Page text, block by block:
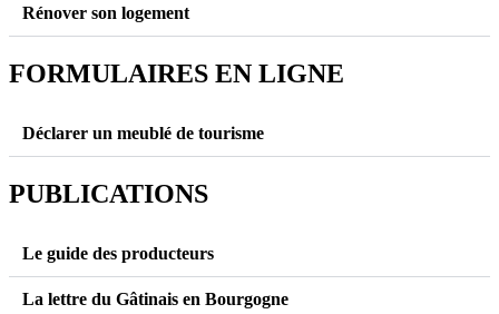
Rénover son logement
FORMULAIRES EN LIGNE
Déclarer un meublé de tourisme
PUBLICATIONS
Le guide des producteurs
La lettre du Gâtinais en Bourgogne